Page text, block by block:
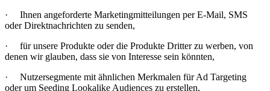
· Ihnen angeforderte Marketingmitteilungen per E-Mail, SMS
oder Direktnachrichten zu senden,
· für unsere Produkte oder die Produkte Dritter zu werben, von
denen wir glauben, dass sie von Interesse sein könnten,
· Nutzersegmente mit ähnlichen Merkmalen für Ad Targeting
oder um Seeding Lookalike Audiences zu erstellen,